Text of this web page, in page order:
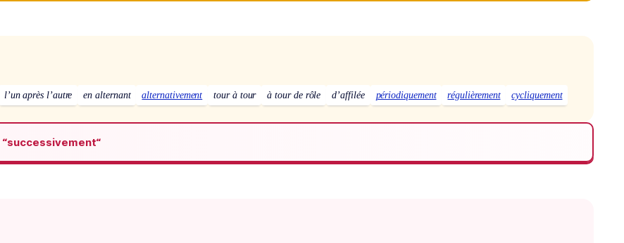
l’un après l’autre en alternant alternativement tour à tour à tour de rôle d’affilée périodiquement régulièrement cycliquement
“successivement“